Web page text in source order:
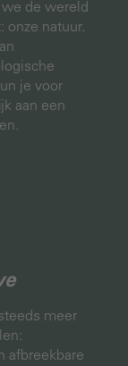
de wereld
onze natuur.
je voor
aan een
meer
afbreekbare